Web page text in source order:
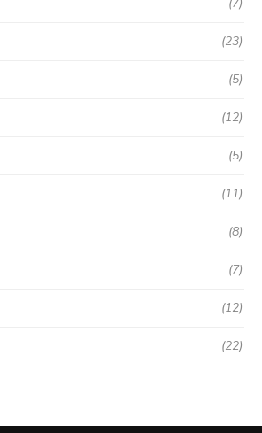
(23)
(5)
(12)
(5)
(11)
(8)
(7)
(12)
(22)